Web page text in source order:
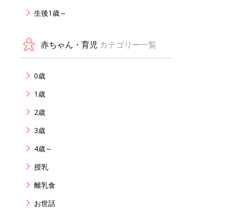
生後1歳～
赤ちゃん・育児 カテゴリー一覧
0歳
1歳
2歳
3歳
4歳～
授乳
離乳食
お世話